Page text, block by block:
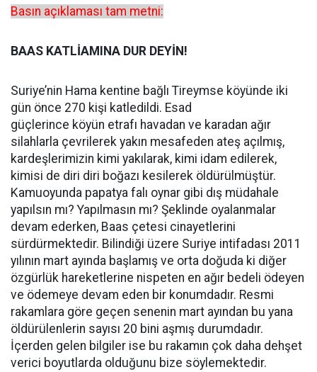
Basın açıklaması tam metni:
BAAS KATLİAMINA DUR DEYİN!
Suriye’nin Hama kentine bağlı Tireymse köyünde iki
gün önce 270 kişi katledildi. Esad
güçlerince köyün etrafı havadan ve karadan ağır
silahlarla çevrilerek yakın mesafeden ateş açılmış,
kardeşlerimizin kimi yakılarak, kimi idam edilerek,
kimisi de diri diri boğazı kesilerek öldürülmüştür.
Kamuoyunda papatya falı oynar gibi dış müdahale
yapılsın mı? Yapılmasın mı? Şeklinde oyalanmalar
devam ederken, Baas çetesi cinayetlerini
sürdürmektedir. Bilindiği üzere Suriye intifadası 2011
yılının mart ayında başlamış ve orta doğuda ki diğer
özgürlük hareketlerine nispeten en ağır bedeli ödeyen
ve ödemeye devam eden bir konumdadır. Resmi
rakamlara göre geçen senenin mart ayından bu yana
öldürülenlerin sayısı 20 bini aşmış durumdadır.
İçerden gelen bilgiler ise bu rakamın çok daha dehşet
verici boyutlarda olduğunu bize söylemektedir.